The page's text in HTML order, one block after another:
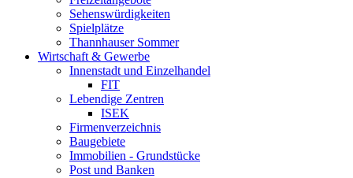
Sehenswürdigkeiten
Spielplätze
Thannhauser Sommer
Wirtschaft & Gewerbe
Innenstadt und Einzelhandel
FIT
Lebendige Zentren
ISEK
Firmenverzeichnis
Baugebiete
Immobilien - Grundstücke
Post und Banken